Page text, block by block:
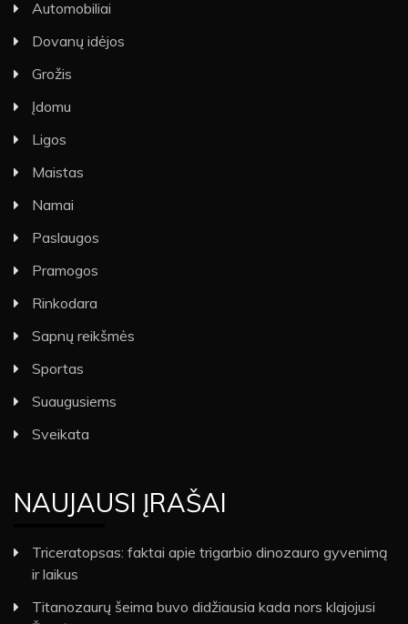
Automobiliai
Dovanų idėjos
Grožis
Įdomu
Ligos
Maistas
Namai
Paslaugos
Pramogos
Rinkodara
Sapnų reikšmės
Sportas
Suaugusiems
Sveikata
NAUJAUSI ĮRAŠAI
Triceratopsas: faktai apie trigarbio dinozauro gyvenimą
ir laikus
Titanozaurų šeima buvo didžiausia kada nors klajojusi